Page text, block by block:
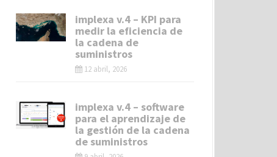
implexa v.4 – KPI para
medir la eficiencia de
la cadena de
suministros
12 abril, 2026
implexa v.4 – software
para el aprendizaje de
la gestión de la cadena
de suministros